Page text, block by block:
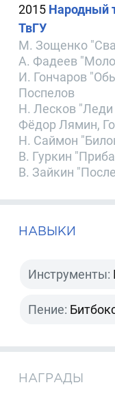
2015 Народный
ТвГУ
М. Зощенко
А. Фадеев
И. Гончаров
Поспелов
Н. Лесков
Фёдор Лямин,
Н. Саймон
В. Гуркин
В. Зайкин
НАВЫКИ
Инструменты:
Пение:
НАГРАДЫ